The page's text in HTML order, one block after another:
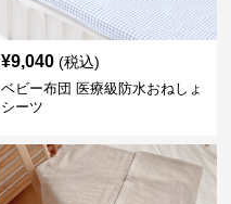
¥9,040 (税込)
ベビー布団 医療級防水おねしょ
シーツ